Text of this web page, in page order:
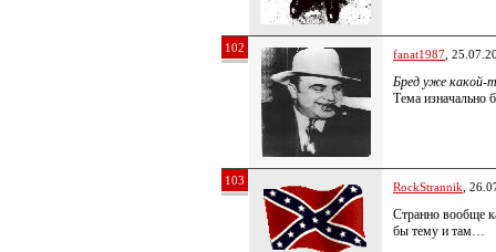
102 fanat1987 ,
Бред уже какой-
Тема изначально
103 RockStrannik ,
Странно вообще
бы тему и там…